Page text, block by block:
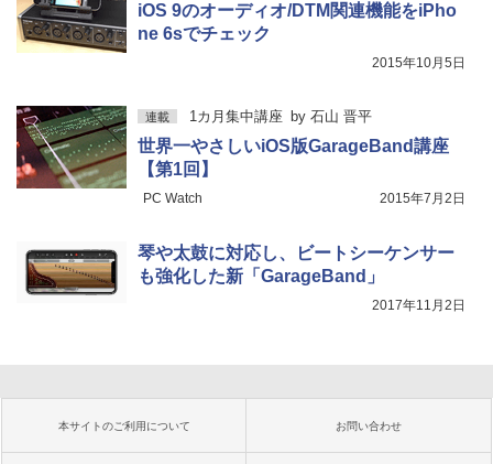
iOS 9のオーディオ/DTM関連機能をiPho
ne 6sでチェック
2015年10月5日
連載 1カ月集中講座 by 石山 晋平
世界一やさしいiOS版GarageBand講座
【第1回】
PC Watch 2015年7月2日
琴や太鼓に対応し、ビートシーケンサー
も強化した新「GarageBand」
2017年11月2日
本サイトのご利用について お問い合わせ